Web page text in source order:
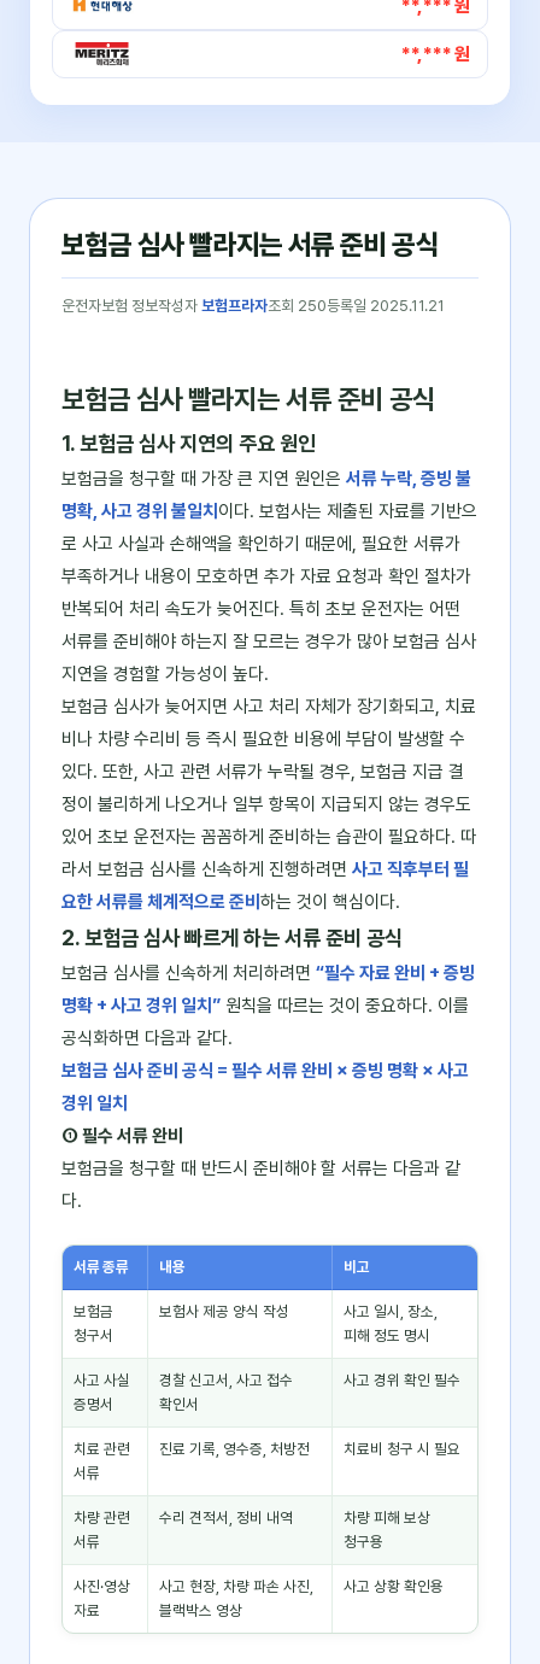
**,*** 원
**,*** 원
보험금 심사 빨라지는 서류 준비 공식
운전자보험 정보작성자 보험프라자조회 250등록일 2025.11.21
보험금 심사 빨라지는 서류 준비 공식
1. 보험금 심사 지연의 주요 원인
보험금을 청구할 때 가장 큰 지연 원인은 서류 누락, 증빙 불
명확, 사고 경위 불일치 이다. 보험사는 제출된 자료를 기반으
로 사고 사실과 손해액을 확인하기 때문에, 필요한 서류가
부족하거나 내용이 모호하면 추가 자료 요청과 확인 절차가
반복되어 처리 속도가 늦어진다. 특히 초보 운전자는 어떤
서류를 준비해야 하는지 잘 모르는 경우가 많아 보험금 심사
지연을 경험할 가능성이 높다.
보험금 심사가 늦어지면 사고 처리 자체가 장기화되고, 치료
비나 차량 수리비 등 즉시 필요한 비용에 부담이 발생할 수
있다. 또한, 사고 관련 서류가 누락될 경우, 보험금 지급 결
정이 불리하게 나오거나 일부 항목이 지급되지 않는 경우도
있어 초보 운전자는 꼼꼼하게 준비하는 습관이 필요하다. 따
라서 보험금 심사를 신속하게 진행하려면 사고 직후부터 필
요한 서류를 체계적으로 준비 하는 것이 핵심이다.
2. 보험금 심사 빠르게 하는 서류 준비 공식
보험금 심사를 신속하게 처리하려면 “필수 자료 완비 + 증빙
명확 + 사고 경위 일치” 원칙을 따르는 것이 중요하다. 이를
공식화하면 다음과 같다.
보험금 심사 준비 공식 = 필수 서류 완비 × 증빙 명확 × 사고
경위 일치
① 필수 서류 완비
보험금을 청구할 때 반드시 준비해야 할 서류는 다음과 같
다.
서류 종류 내용 비고
보험금
청구서
보험사 제공 양식 작성
사고 일시, 장소,
피해 정도 명시
사고 사실
증명서
경찰 신고서, 사고 접수
확인서
사고 경위 확인 필수
치료 관련
서류
진료 기록, 영수증, 처방전 치료비 청구 시 필요
차량 관련
서류
수리 견적서, 정비 내역
차량 피해 보상
청구용
사진·영상
자료
사고 현장, 차량 파손 사진,
블랙박스 영상
사고 상황 확인용